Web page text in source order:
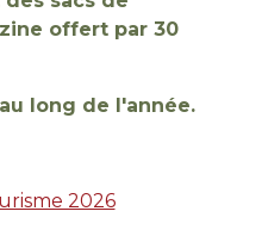
offert par 30
long de l'année.
2026